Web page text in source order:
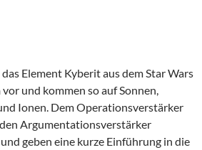
Element Kyberit aus dem Star Wars
und kommen so auf Sonnen,
Ionen. Dem Operationsverstärker
Argumentationsverstärker
geben eine kurze Einführung in die